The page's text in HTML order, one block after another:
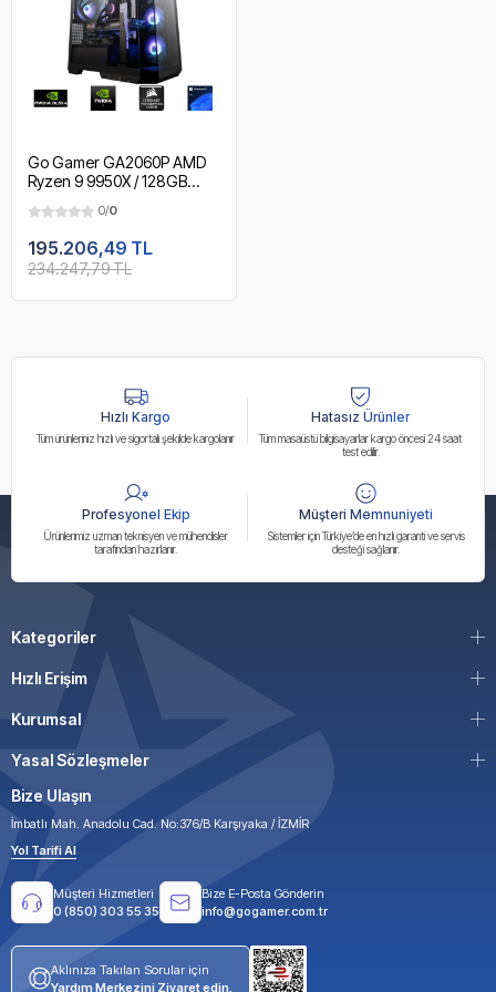
Go Gamer GA2060P AMD
Ryzen 9 9950X / 128GB
NVMe m.2 SSD / RTX 5070
12GB / 240mm Sıvı Soğutma
/ AMD Gaming Paket
0/0
195.206,49 TL
234.247,79 TL
Hızlı Kargo
Tüm ürünleriniz hızlı ve sigortalı şekilde kargolanır
Hatasız Ürünler
Tüm masaüstü bilgisayarlar kargo öncesi 24 saat
test edilir.
Profesyonel Ekip
Ürünlerimiz uzman teknisyen ve mühendisler
tarafından hazırlanır.
Müşteri Memnuniyeti
Sistemler için Türkiye’de en hızlı garanti ve servis
desteği sağlanır.
Kategoriler
Hızlı Erişim
Kurumsal
Yasal Sözleşmeler
Bize Ulaşın
İmbatlı Mah. Anadolu Cad. No:376/B Karşıyaka / İZMİR
Yol Tarifi Al
Müşteri Hizmetleri
0 (850) 303 55 35
Bize E-Posta Gönderin
info@gogamer.com.tr
Aklınıza Takılan Sorular için
Yardım Merkezini Ziyaret edin.